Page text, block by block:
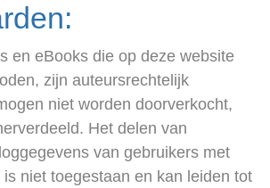
en eBooks die op deze website
zijn auteursrechtelijk
niet worden doorverkocht,
Het delen van
van gebruikers met
niet toegestaan ​​en kan leiden tot